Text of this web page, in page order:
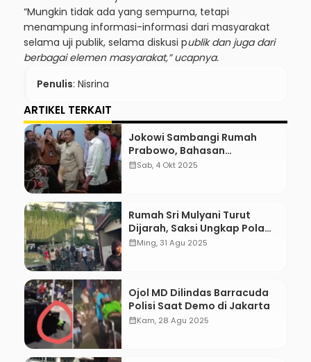
“Mungkin tidak ada yang sempurna, tetapi
menampung informasi-informasi dari masyarakat
selama uji publik, selama diskusi publik dan juga dari
berbagai elemen masyarakat,” ucapnya.
Penulis: Nisrina
ARTIKEL TERKAIT
Jokowi Sambangi Rumah
Prabowo, Bahasan
Pertemuan Belum Terungkap
calendar_monthSab, 4 Okt 2025
Rumah Sri Mulyani Turut
Dijarah, Saksi Ungkap Pola
Mencurigakan
calendar_monthMing, 31 Agu 2025
Ojol MD Dilindas Barracuda
Polisi Saat Demo di Jakarta
calendar_monthKam, 28 Agu 2025